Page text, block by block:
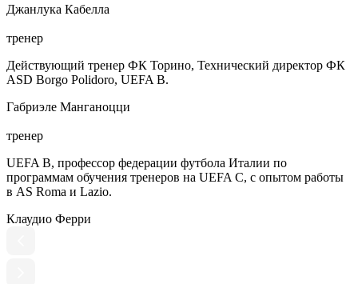
Джанлука Кабелла
тренер
Действующий тренер ФК Торино, Технический директор ФК
ASD Borgo Polidoro, UEFA B.
Габриэле Манганоцци
тренер
UEFA B, профессор федерации футбола Италии по
программам обучения тренеров на UEFA C, с опытом работы
в AS Roma и Lazio.
Клаудио Ферри